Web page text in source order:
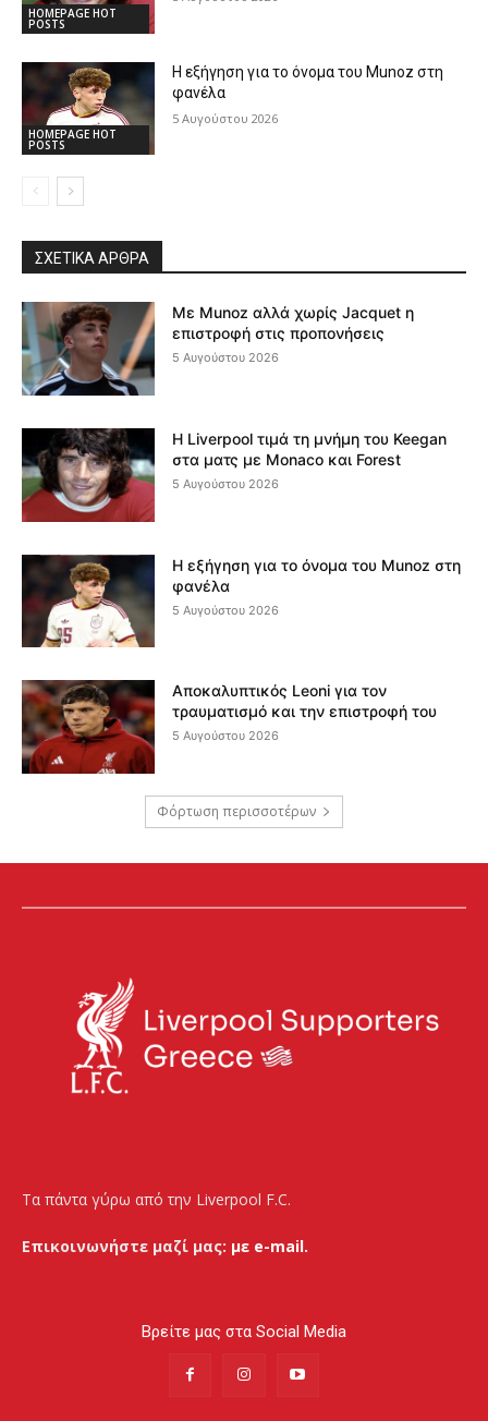
HOMEPAGE HOT
POSTS
HOMEPAGE HOT
POSTS
Η εξήγηση για το όνομα του Munoz στη
φανέλα
5 Αυγούστου 2026
ΣΧΕΤΙΚΆ ΆΡΘΡΑ
Με Munoz αλλά χωρίς Jacquet η
επιστροφή στις προπονήσεις
5 Αυγούστου 2026
Η Liverpool τιμά τη μνήμη του Keegan
στα ματς με Monaco και Forest
5 Αυγούστου 2026
Η εξήγηση για το όνομα του Munoz στη
φανέλα
5 Αυγούστου 2026
Αποκαλυπτικός Leoni για τον
τραυματισμό και την επιστροφή του
5 Αυγούστου 2026
Φόρτωση περισσοτέρων
Τα πάντα γύρω από την Liverpool F.C.
Επικοινωνήστε μαζί μας: με e-mail.
Βρείτε μας στα Social Media